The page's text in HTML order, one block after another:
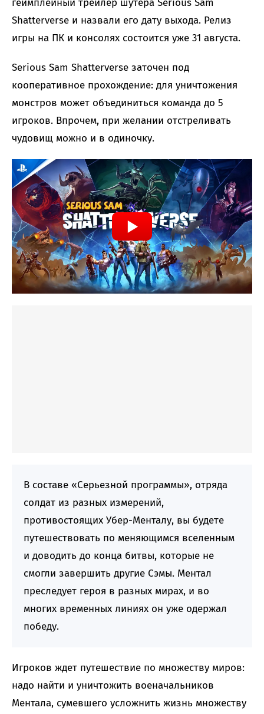
геймплейный трейлер шутера Serious Sam
Shatterverse и назвали его дату выхода. Релиз
игры на ПК и консолях состоится уже 31 августа.
Serious Sam Shatterverse заточен под
кооперативное прохождение: для уничтожения
монстров может объединиться команда до 5
игроков. Впрочем, при желании отстреливать
чудовищ можно и в одиночку.
В составе «Серьезной программы», отряда
солдат из разных измерений,
противостоящих Убер-Менталу, вы будете
путешествовать по меняющимся вселенным
и доводить до конца битвы, которые не
смогли завершить другие Сэмы. Ментал
преследует героя в разных мирах, и во
многих временных линиях он уже одержал
победу.
Игроков ждет путешествие по множеству миров:
надо найти и уничтожить военачальников
Ментала, сумевшего усложнить жизнь множеству